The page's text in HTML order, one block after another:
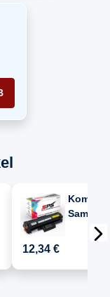
(MLT-
Toner-
12,34 €